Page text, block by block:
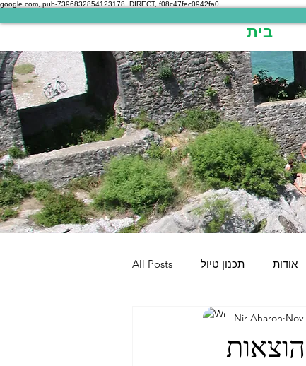
google.com, pub-7396832854123178, DIRECT, f08c47fec0942fa0
בית
All Posts תכנון טיול אודות
סיפור דרך הדומניקנית
Nir Aharon Nov